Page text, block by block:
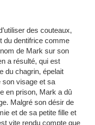
des couteaux,
du dentifrice comme
de Mark sur son
a résulté, qui est
du chagrin, épelait
son visage et sa
en prison, Mark a dû
Malgré son désir de
et de sa petite fille et
vite rendu compte que